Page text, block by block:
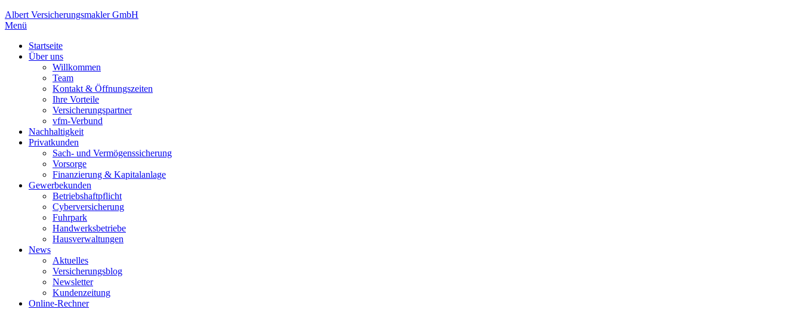
Albert Versicherungsmakler GmbH
Menü
Startseite
Über uns
Willkommen
Team
Kontakt & Öffnungszeiten
Ihre Vorteile
Versicherungspartner
vfm-Verbund
Nachhaltigkeit
Privatkunden
Sach- und Vermögenssicherung
Vorsorge
Finanzierung & Kapitalanlage
Gewerbekunden
Betriebshaftpflicht
Cyberversicherung
Fuhrpark
Handwerksbetriebe
Hausverwaltungen
News
Aktuelles
Versicherungsblog
Newsletter
Kundenzeitung
Online-Rechner